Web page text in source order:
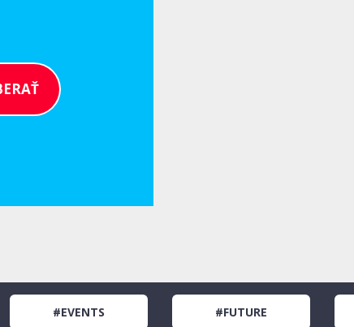
#EVENTS #FUTURE